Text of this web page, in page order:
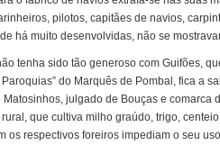
pilotos, capitães de navios,
há muito desenvolvidas, não se
tenha sido tão generoso com Guifões,
do Marquês de Pombal, fica a
Matosinhos, julgado de Bouças e comarca
que cultiva milho graúdo, trigo,
os respectivos foreiros impediam o seu